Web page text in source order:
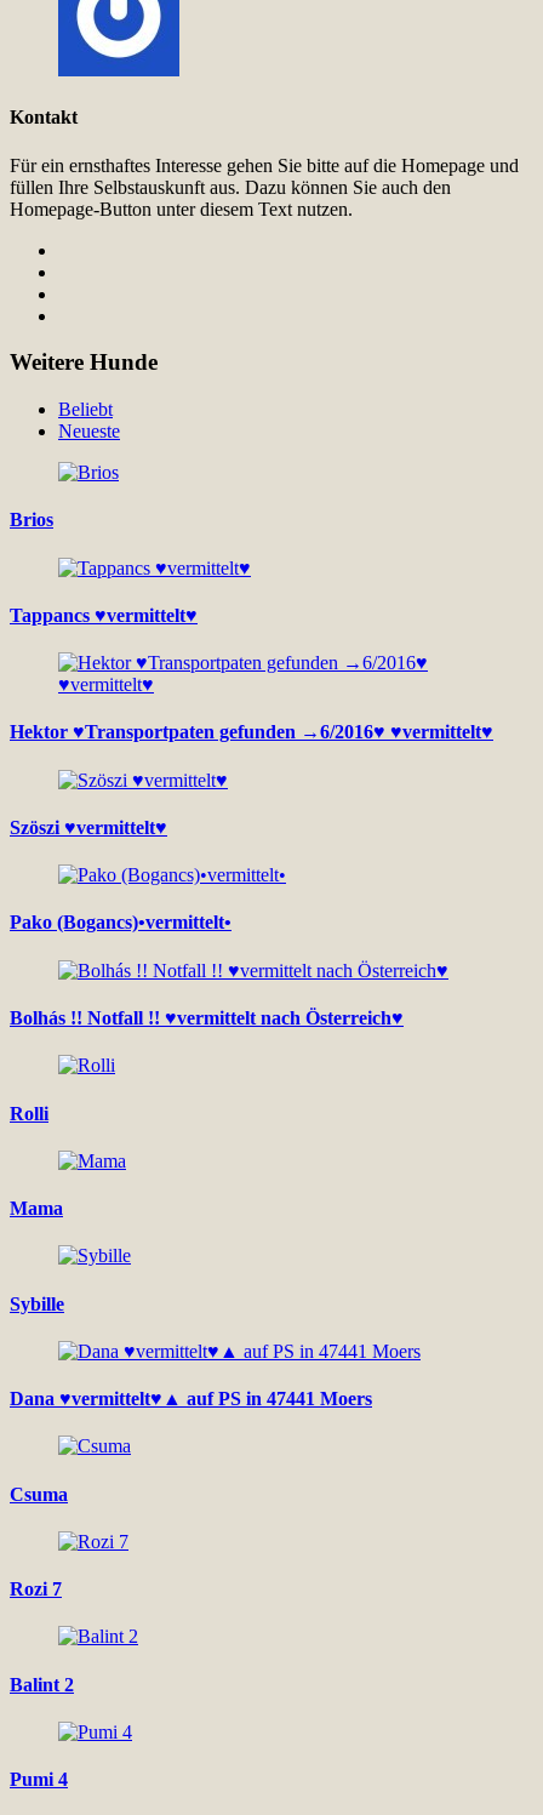
Kontakt
Für ein ernsthaftes Interesse gehen Sie bitte auf die Homepage und
füllen Ihre Selbstauskunft aus. Dazu können Sie auch den
Homepage-Button unter diesem Text nutzen.
Weitere Hunde
Beliebt
Neueste
Brios
Tappancs ♥vermittelt♥
Hektor ♥Transportpaten gefunden →6/2016♥ ♥vermittelt♥
Szöszi ♥vermittelt♥
Pako (Bogancs)•vermittelt•
Bolhás !! Notfall !! ♥vermittelt nach Österreich♥
Rolli
Mama
Sybille
Dana ♥vermittelt♥▲ auf PS in 47441 Moers
Csuma
Rozi 7
Balint 2
Pumi 4